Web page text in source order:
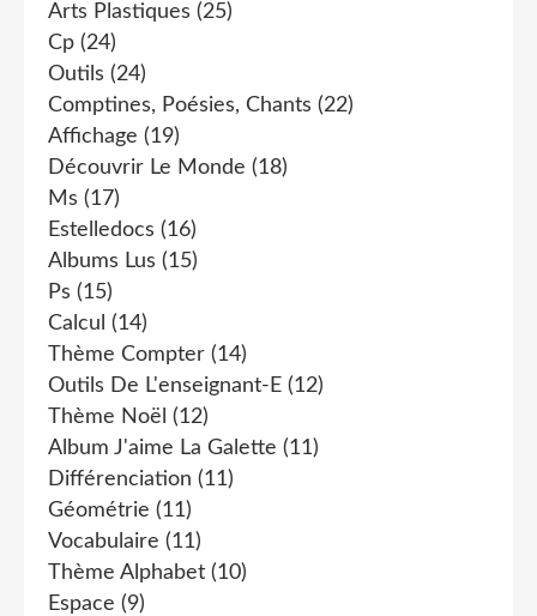
Arts Plastiques (25)
Cp (24)
Outils (24)
Comptines, Poésies, Chants (22)
Affichage (19)
Découvrir Le Monde (18)
Ms (17)
Estelledocs (16)
Albums Lus (15)
Ps (15)
Calcul (14)
Thème Compter (14)
Outils De L'enseignant-E (12)
Thème Noël (12)
Album J'aime La Galette (11)
Différenciation (11)
Géométrie (11)
Vocabulaire (11)
Thème Alphabet (10)
Espace (9)